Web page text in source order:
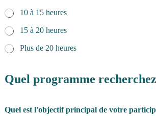
10 à 15 heures
15 à 20 heures
Plus de 20 heures
Quel programme
Quel est l'objectif principal de votre